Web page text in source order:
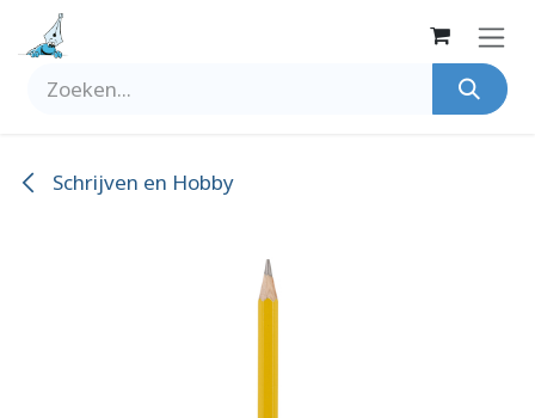
Overslaan naar inhoud
Schrijven en Hobby